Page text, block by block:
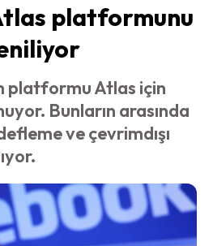
platformunu
platformu Atlas için
Bunların arasında
ve çevrimdışı